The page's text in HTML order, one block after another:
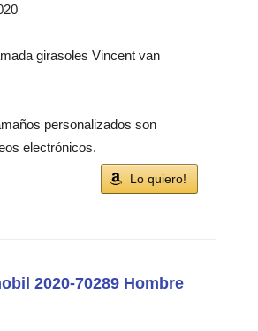
girasoles Vincent van
personalizados son
electrónicos.
Lo quiero!
2020-70289 Hombre